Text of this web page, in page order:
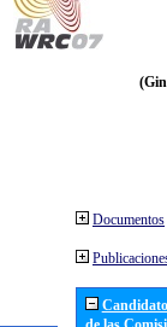
Documentos